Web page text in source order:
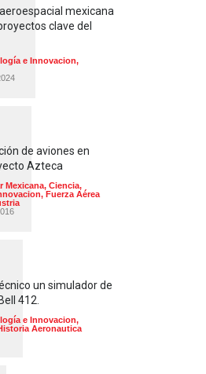
aeroespacial mexicana
clave del
e Innovacion,
de aviones en
Azteca
Mexicana, Ciencia,
, Fuerza Aérea
un simulador de
412.
e Innovacion,
Aeronautica